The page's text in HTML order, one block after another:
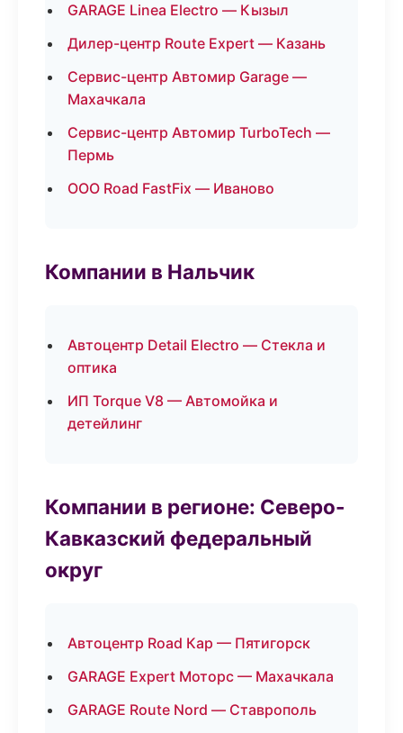
GARAGE Linea Electro — Кызыл
Дилер-центр Route Expert — Казань
Сервис-центр Автомир Garage —
Махачкала
Сервис-центр Автомир TurboTech —
Пермь
ООО Road FastFix — Иваново
Компании в Нальчик
Автоцентр Detail Electro — Стекла и
оптика
ИП Torque V8 — Автомойка и
детейлинг
Компании в регионе: Северо-
Кавказский федеральный
округ
Автоцентр Road Кар — Пятигорск
GARAGE Expert Моторс — Махачкала
GARAGE Route Nord — Ставрополь